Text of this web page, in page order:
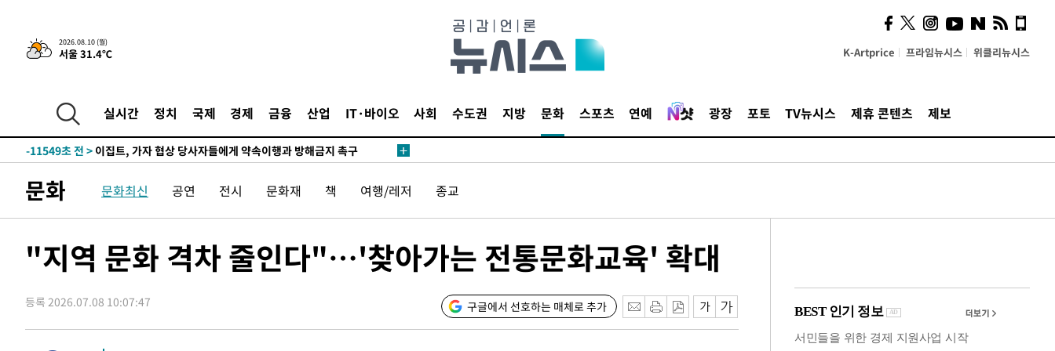
2026.08.10 (월)
서울 31.4℃ K-Artprice 프라임뉴시스 위클리뉴시스
실시간 정치 국제 경제 금융 산업 IT·바이오 사회 수도권 지방 문화 스포츠 연예 광장 포토 TV뉴시스 제휴 콘텐츠 제보
-16360초 전 >[속보]지하철 1호선 상행선 용산역 무정차 통과…"집회·시위"
명 살해
-11880초 전 >
인천 앞바다 연락두절 모터보트 승선원 3명 전원 구조
-11549초 전 >이집트, 가자 협상 당사자들에게 약속이행과 방해금지 촉구
-7205초 전 > 트럼프, 이란 추가 요구에 "저강도 대응…이건 체스게임"
-22446초 전 >
-20924초 전 >
[속보]코스닥 지수 5%대 급등에 '매수 사이드카' 발동
-18210초 전 >[속보]원·달러 환율, 오전 9시 1410.3원
-17948초 전 >[속보]코스닥, 8.85포인트(1.11%) 오른 807.66 개장
-17944초 전 >[속보]코스피, 47.56포인트(0.76%) 오른 6306.33 개장
-14705초 전 >'낮 최고 34도' 전국 더위 지속…강원·경상권 오전 비
-13353초 전 >파키스탄 보안군, 대 테러작전으로 남서부의 무장세력 소탕전..15
문화 문화최신 공연 전시 문화재 책 여행/레저 종교
"지역 문화 격차 줄인다"…'찾아가는 전통문화교육' 확대
등록 2026.07.08 10:07:47 구글에서 선호하는 매체로 추가
잃은 청년 다시 일으킨 카누
[당신 옆 장애인]